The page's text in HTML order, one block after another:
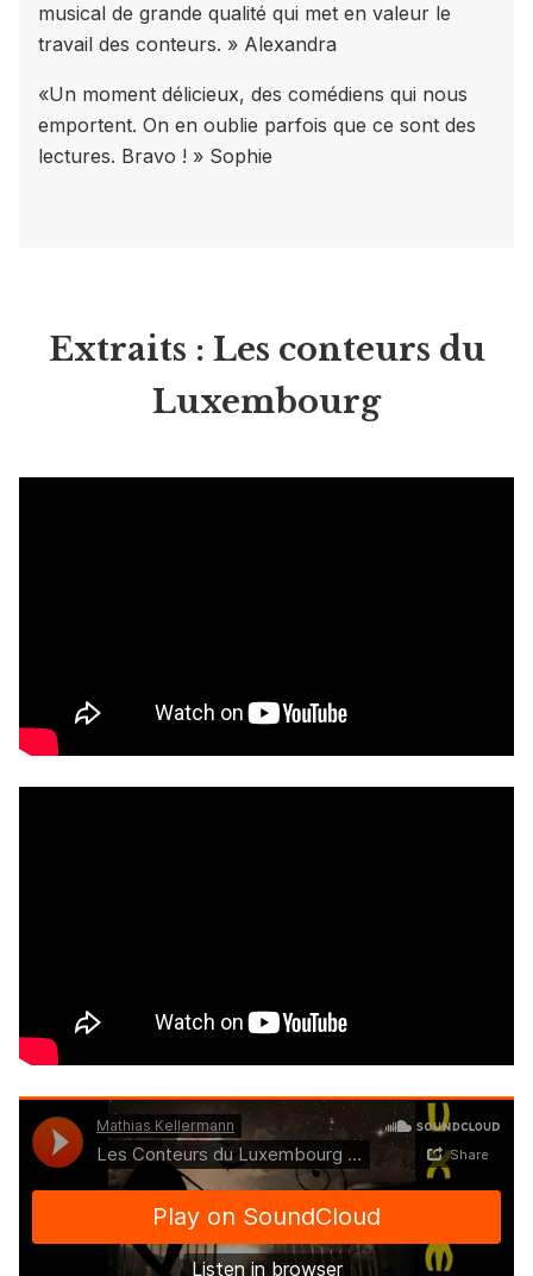
musical de grande qualité qui met en valeur le
travail des conteurs. » Alexandra
«Un moment délicieux, des comédiens qui nous
emportent. On en oublie parfois que ce sont des
lectures. Bravo ! » Sophie
Extraits : Les conteurs du
Luxembourg